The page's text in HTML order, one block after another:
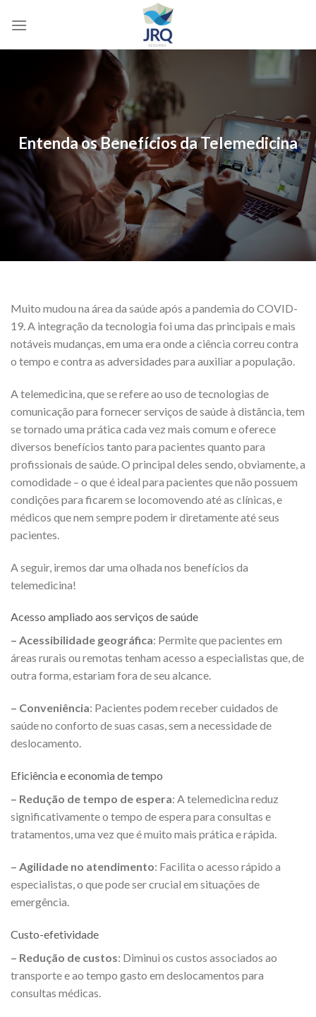
Entenda os Benefícios da Telemedicina
Muito mudou na área da saúde após a pandemia do COVID-
19. A integração da tecnologia foi uma das principais e mais
notáveis mudanças, em uma era onde a ciência correu contra
o tempo e contra as adversidades para auxiliar a população.
A telemedicina, que se refere ao uso de tecnologias de
comunicação para fornecer serviços de saúde à distância, tem
se tornado uma prática cada vez mais comum e oferece
diversos benefícios tanto para pacientes quanto para
profissionais de saúde. O principal deles sendo, obviamente, a
comodidade – o que é ideal para pacientes que não possuem
condições para ficarem se locomovendo até as clínicas, e
médicos que nem sempre podem ir diretamente até seus
pacientes.
A seguir, iremos dar uma olhada nos benefícios da
telemedicina!
Acesso ampliado aos serviços de saúde
– Acessibilidade geográfica: Permite que pacientes em
áreas rurais ou remotas tenham acesso a especialistas que, de
outra forma, estariam fora de seu alcance.
– Conveniência: Pacientes podem receber cuidados de
saúde no conforto de suas casas, sem a necessidade de
deslocamento.
Eficiência e economia de tempo
– Redução de tempo de espera: A telemedicina reduz
significativamente o tempo de espera para consultas e
tratamentos, uma vez que é muito mais prática e rápida.
– Agilidade no atendimento: Facilita o acesso rápido a
especialistas, o que pode ser crucial em situações de
emergência.
Custo-efetividade
– Redução de custos: Diminui os custos associados ao
transporte e ao tempo gasto em deslocamentos para
consultas médicas.